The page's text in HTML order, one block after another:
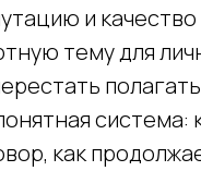
и качество
тему для
как